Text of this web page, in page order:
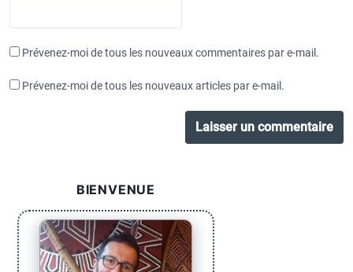
Prévenez-moi de tous les nouveaux commentaires par e-mail.
Prévenez-moi de tous les nouveaux articles par e-mail.
BIENVENUE